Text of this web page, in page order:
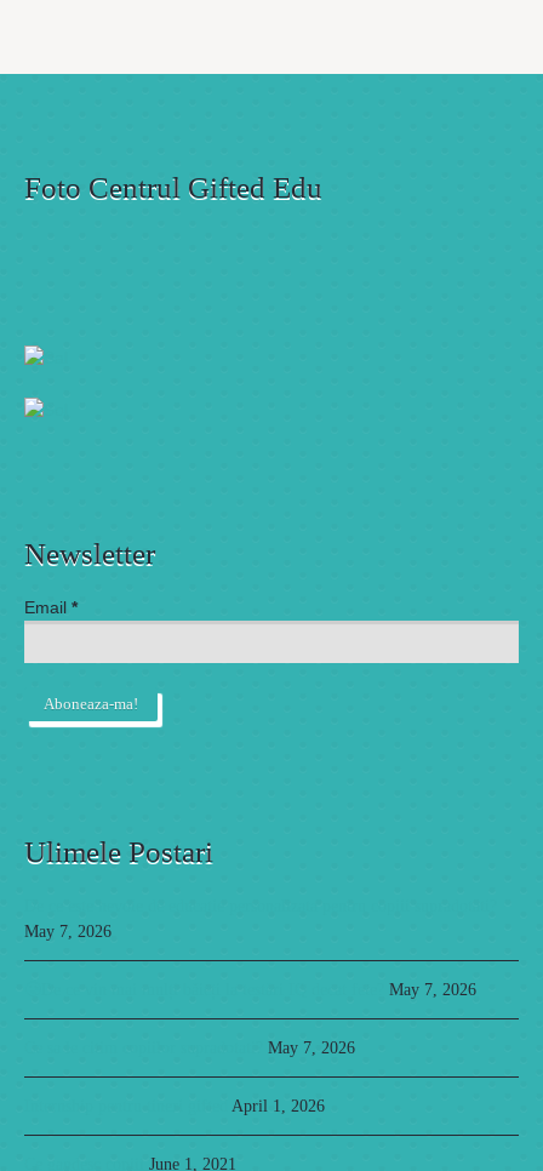
Foto Centrul Gifted Edu
Newsletter
Email *
Ulimele Postari
May 7, 2026
May 7, 2026
May 7, 2026
April 1, 2026
June 1, 2021